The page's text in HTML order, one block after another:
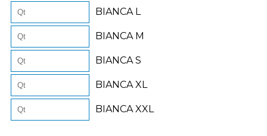
BIANCA L
BIANCA M
BIANCA S
BIANCA XL
BIANCA XXL